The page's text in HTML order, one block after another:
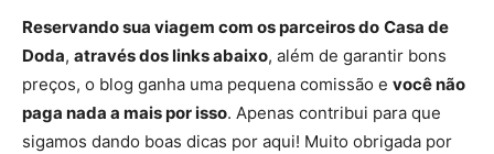
Reservando sua viagem com os parceiros do Casa de
Doda, através dos links abaixo, além de garantir bons
preços, o blog ganha uma pequena comissão e você não
paga nada a mais por isso. Apenas contribui para que
sigamos dando boas dicas por aqui! Muito obrigada por